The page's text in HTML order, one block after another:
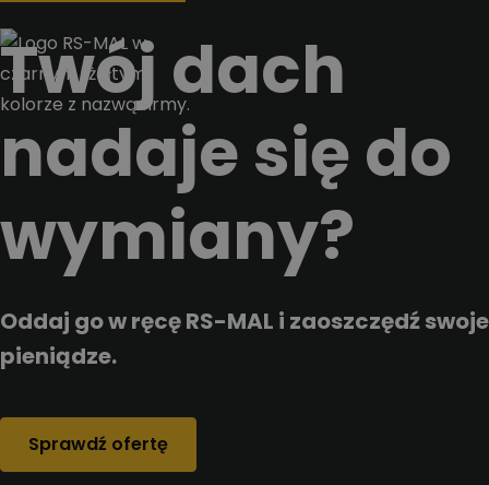
Twój dach
nadaje się do
wymiany?
Oddaj go w ręcę RS-MAL i zaoszczędź swoje
pieniądze.
Sprawdź ofertę